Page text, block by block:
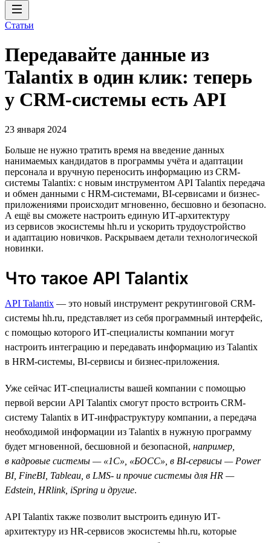
Статьи
Передавайте данные из
Talantix в один клик: теперь
у CRM-системы есть API
23 января 2024
Больше не нужно тратить время на введение данных
нанимаемых кандидатов в программы учёта и адаптации
персонала и вручную переносить информацию из CRM-
системы Talantix: с новым инструментом API Talantix передача
и обмен данными с HRM-системами, BI-сервисами и бизнес-
приложениями происходит мгновенно, бесшовно и безопасно.
А ещё вы сможете настроить единую ИТ-архитектуру
из сервисов экосистемы hh.ru и ускорить трудоустройство
и адаптацию новичков. Раскрываем детали технологической
новинки.
Что такое API Talantix
API Talantix — это новый инструмент рекрутинговой СRM-
системы hh.ru, представляет из себя программный интерфейс,
с помощью которого ИТ-специалисты компании могут
настроить интеграцию и передавать информацию из Talantix
в HRM-системы, BI-сервисы и бизнес-приложения.
Уже сейчас ИТ-специалисты вашей компании с помощью
первой версии API Talantix смогут просто встроить CRM-
систему Talantix в ИТ-инфраструктуру компании, а передача
необходимой информации из Talantix в нужную программу
будет мгновенной, бесшовной и безопасной, например,
в кадровые системы — «1С», «БОСС», в BI-сервисы — Power
BI, FineBI, Tableau, в LMS- и прочие системы для HR —
Edstein, HRlink, iSpring и другие.
API Talantix также позволит выстроить единую ИТ-
архитектуру из HR-сервисов экосистемы hh.ru, которые